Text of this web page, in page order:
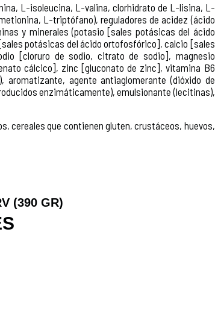
L-isoleucina, L-valina, clorhidrato de L-lisina, L-
L-triptófano), reguladores de acidez (ácido
y minerales (potasio [sales potásicas del ácido
potásicas del ácido ortofosfórico], calcio [sales
[cloruro de sodio, citrato de sodio], magnesio
cálcico], zinc [gluconato de zinc], vitamina B6
agente antiaglomerante (dióxido de
enzimáticamente), emulsionante (lecitinas),
cereales que contienen gluten, crustáceos, huevos,
(390 GR)